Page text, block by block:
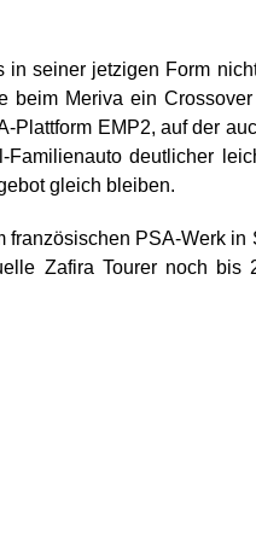
in seiner jetzigen Form
beim Meriva ein
Plattform EMP2, auf der
Familienauto deutlicher
gleich bleiben.
französischen PSA-Werk
Zafira Tourer noch bis